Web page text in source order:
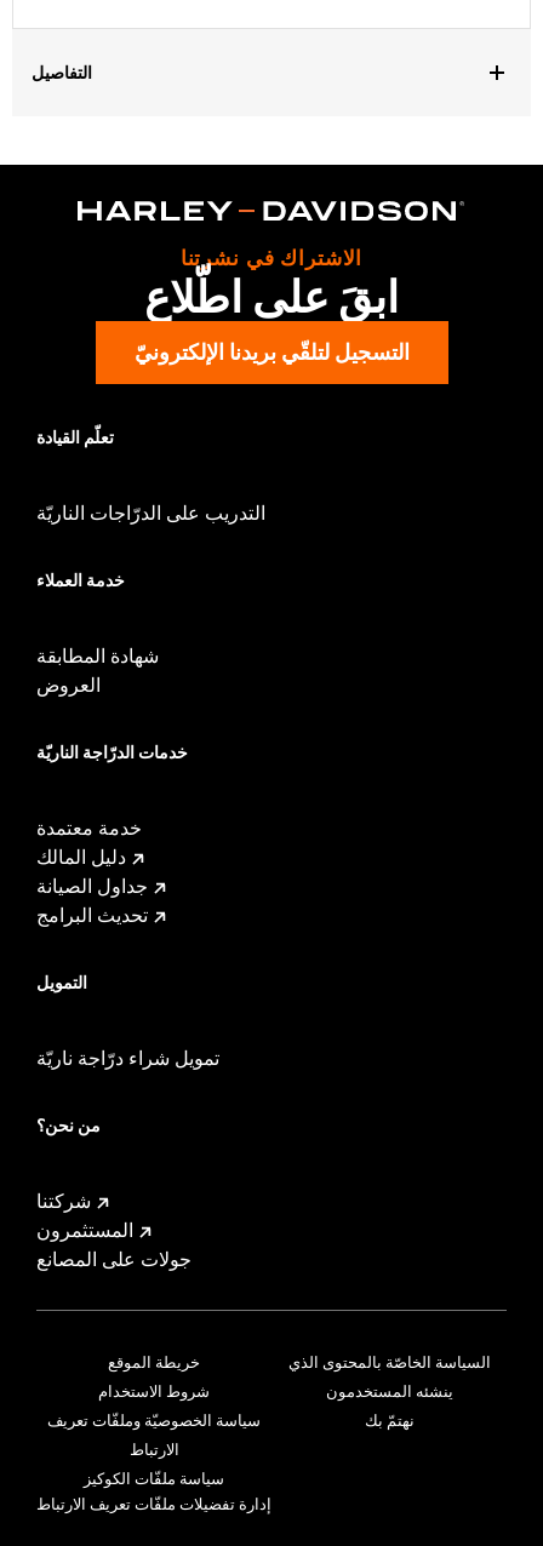
التفاصيل
Installation Instructions
Rack only
WARRANTY:1 year limited warranty – Go towww.h-
d.com/warrantyfor full details
الاشتراك في نشرتنا
ابقَ على اطّلاع
التسجيل لتلقّي بريدنا الإلكترونيّ
تعلّم القيادة
التدريب على الدرّاجات الناريّة
خدمة العملاء
شهادة المطابقة
العروض
خدمات الدرّاجة الناريّة
خدمة معتمدة
دليل المالك
جداول الصيانة
تحديث البرامج
التمويل
تمويل شراء درّاجة ناريّة
من نحن؟
شركتنا
المستثمرون
جولات على المصانع
خريطة الموقع
شروط الاستخدام
سياسة الخصوصيّة وملفّات تعريف
الارتباط
سياسة ملفّات الكوكيز
إدارة تفضيلات ملفّات تعريف الارتباط
السياسة الخاصّة بالمحتوى الذي
ينشئه المستخدمون
نهتمّ بك